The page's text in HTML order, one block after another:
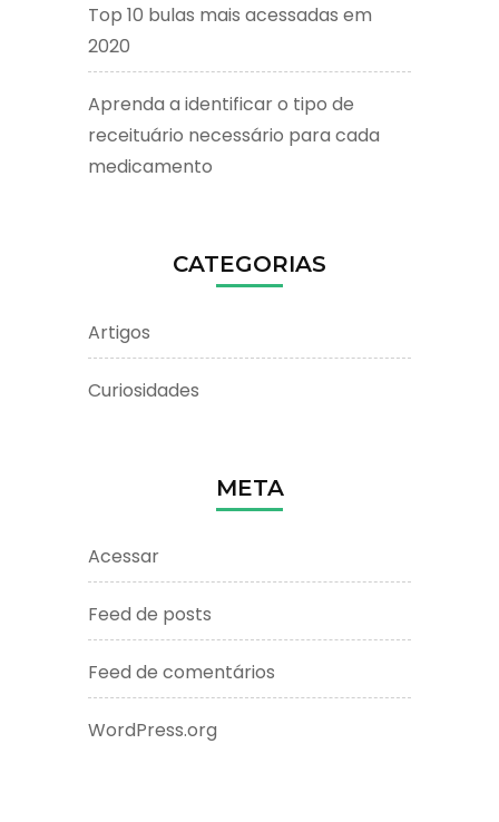
Top 10 bulas mais acessadas em
2020
Aprenda a identificar o tipo de
receituário necessário para cada
medicamento
CATEGORIAS
Artigos
Curiosidades
META
Acessar
Feed de posts
Feed de comentários
WordPress.org